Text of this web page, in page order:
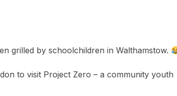
grilled by schoolchildren in Walthamstow.
to visit Project Zero – a community youth